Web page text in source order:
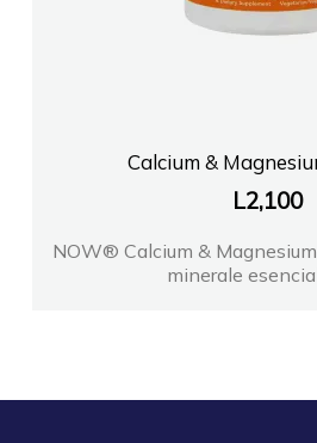
Calcium &
L2,100
NOW® Calcium &
minerale